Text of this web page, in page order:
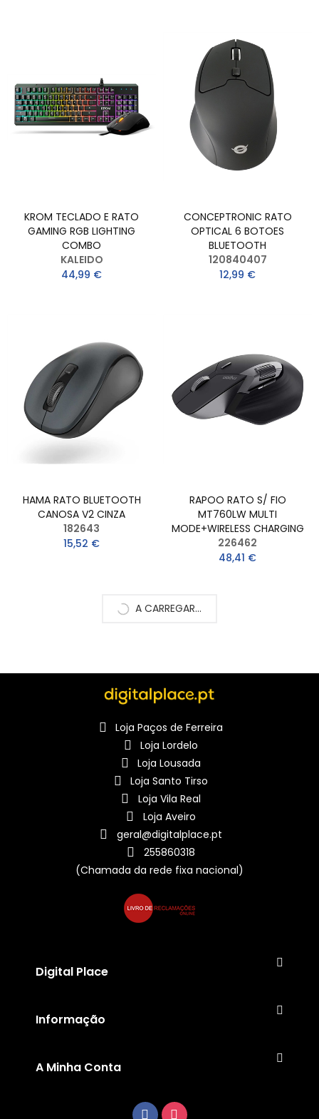
KROM TECLADO E RATO
GAMING RGB LIGHTING
COMBO
KALEIDO
44,99 €
CONCEPTRONIC RATO
OPTICAL 6 BOTOES
BLUETOOTH
120840407
12,99 €
HAMA RATO BLUETOOTH
CANOSA V2 CINZA
182643
15,52 €
RAPOO RATO S/ FIO
MT760LW MULTI
MODE+WIRELESS CHARGING
226462
48,41 €
A CARREGAR...
Loja Paços de Ferreira
Loja Lordelo
Loja Lousada
Loja Santo Tirso
Loja Vila Real
Loja Aveiro
geral@digitalplace.pt
255860318
(Chamada da rede fixa nacional)
Digital Place
Informação
A Minha Conta